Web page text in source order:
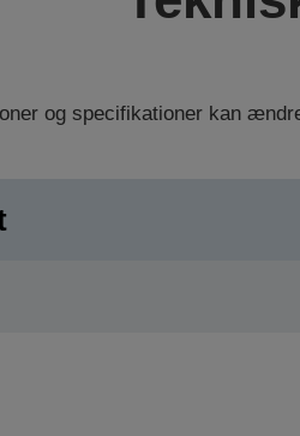
og specifikationer kan